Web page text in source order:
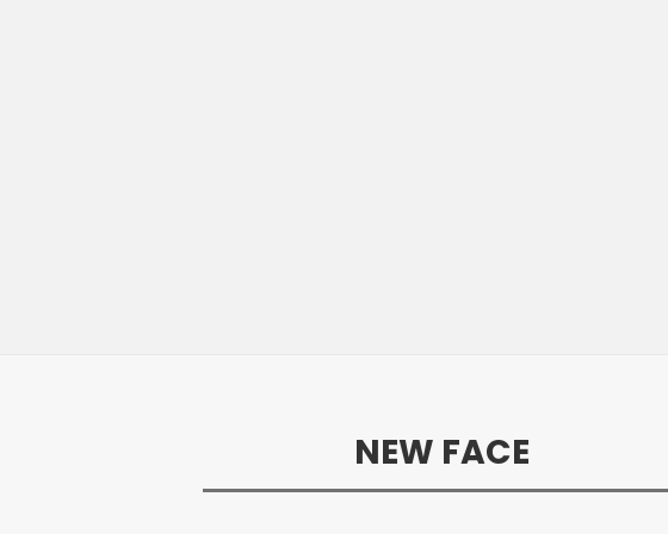
NEW FACE